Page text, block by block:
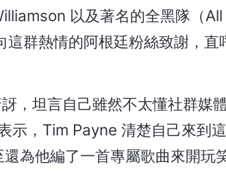
以及著名的全黑隊（
群熱情的阿根廷粉絲致謝，直
，坦言自己雖然不太懂社群媒
示，Tim Payne 清楚自己來到
為他編了一首專屬歌曲來開玩笑